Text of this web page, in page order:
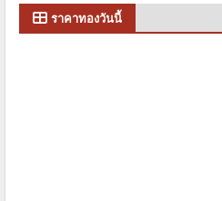
ราคาทองวันนี้